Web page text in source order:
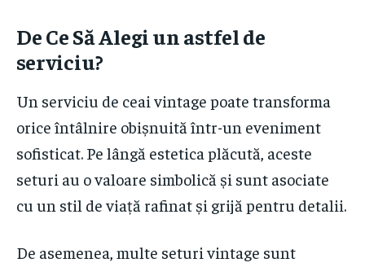
De Ce Să Alegi un astfel de
serviciu?
Un serviciu de ceai vintage poate transforma
orice întâlnire obișnuită într-un eveniment
sofisticat. Pe lângă estetica plăcută, aceste
seturi au o valoare simbolică și sunt asociate
cu un stil de viață rafinat și grijă pentru detalii.
De asemenea, multe seturi vintage sunt